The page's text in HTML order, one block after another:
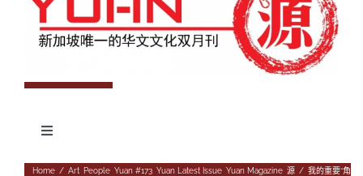
Toggle
专题Home / Art, People ,Yuan #173 ,Yuan Latest Issue ,Yuan Magazine ,源 / 我的重要“角